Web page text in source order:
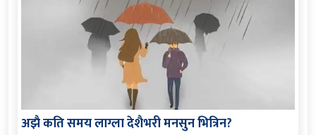
अझै कति समय लाग्ला देशैभरी मनसुन भित्रिन?